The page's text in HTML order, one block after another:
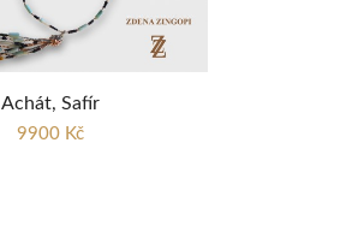
Achát, Safír
9900 Kč